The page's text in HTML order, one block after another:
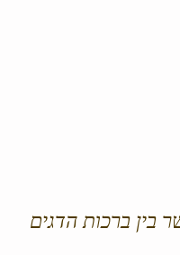
בין ברכות הדגים